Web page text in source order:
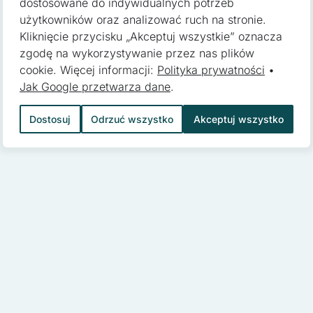
użytkowników oraz analizować ruch na stronie.
Kliknięcie przycisku „Akceptuj wszystkie” oznacza
zgodę na wykorzystywanie przez nas plików
cookie. Więcej informacji: Polityka prywatności •
Jak Google przetwarza dane.
Dostosuj Odrzuć wszystko Akceptuj wszystko
właścicielem stron internetowych zrozumieć, w jaki sposób
i zgłaszając anonimowe informacje.